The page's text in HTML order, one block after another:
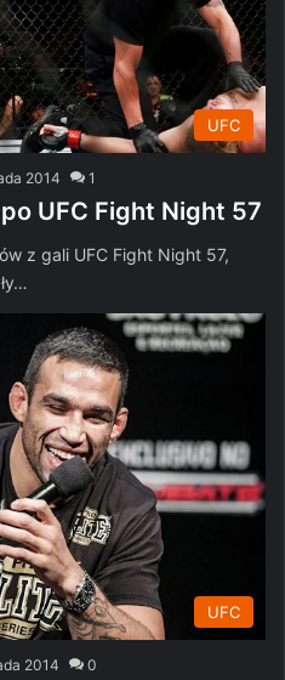
UFC
2014 1
UFC Fight Night 57
z gali UFC Fight Night 57,
UFC
2014 0